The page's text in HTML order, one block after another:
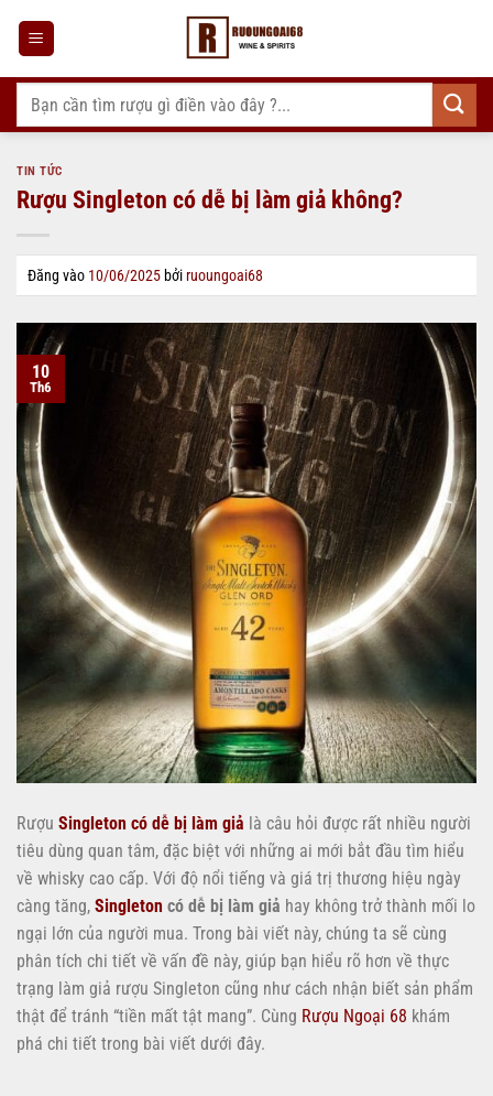
dung
Tìm
kiếm:
TIN TỨC
Rượu Singleton có dễ bị làm giả không?
Đăng vào 10/06/2025 bởiruoungoai68
10
Th6
Rượu Singleton có dễ bị làm giả là câu hỏi được rất nhiều người
tiêu dùng quan tâm, đặc biệt với những ai mới bắt đầu tìm hiểu
về whisky cao cấp. Với độ nổi tiếng và giá trị thương hiệu ngày
càng tăng, Singleton có dễ bị làm giả hay không trở thành mối lo
ngại lớn của người mua. Trong bài viết này, chúng ta sẽ cùng
phân tích chi tiết về vấn đề này, giúp bạn hiểu rõ hơn về thực
trạng làm giả rượu Singleton cũng như cách nhận biết sản phẩm
thật để tránh “tiền mất tật mang”. Cùng Rượu Ngoại 68 khám
phá chi tiết trong bài viết dưới đây.